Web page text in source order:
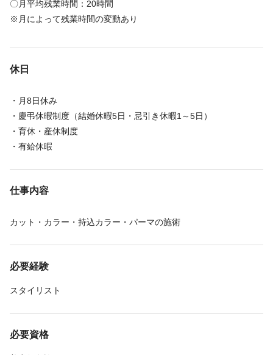
〇月平均残業時間：20時間
※月によって残業時間の変動あり
休日
・月8日休み
・慶弔休暇制度（結婚休暇5日・忌引き休暇1～5日）
・育休・産休制度
・有給休暇
仕事内容
カット・カラー・持込カラー・パーマの施術
必要経験
スタイリスト
必要資格